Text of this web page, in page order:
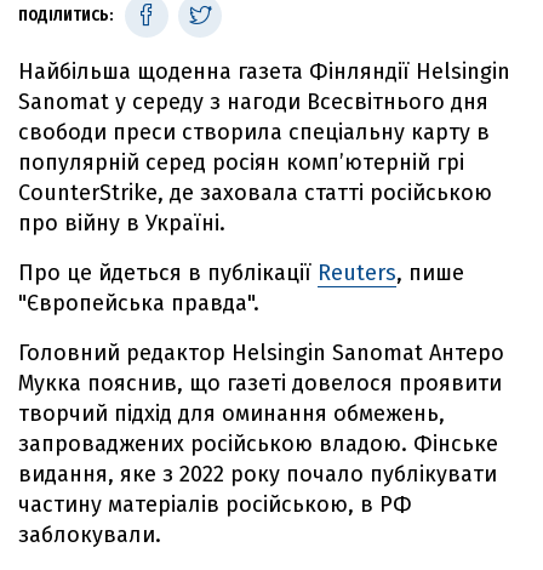
ПОДІЛИТИСЬ:
Найбільша щоденна газета Фінляндії Helsingin
Sanomat у середу з нагоди Всесвітнього дня
свободи преси створила спеціальну карту в
популярній серед росіян комп’ютерній грі
CounterStrike, де заховала статті російською
про війну в Україні.
Про це йдеться в публікації Reuters, пише
"Європейська правда".
Головний редактор Helsingin Sanomat Антеро
Мукка пояснив, що газеті довелося проявити
творчий підхід для оминання обмежень,
запроваджених російською владою. Фінське
видання, яке з 2022 року почало публікувати
частину матеріалів російською, в РФ
заблокували.